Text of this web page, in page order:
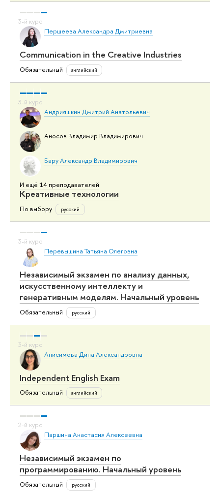
Першеева Александра Дмитриевна
Communication in the Creative Industries
Обязательный английский
Андрияшкин Дмитрий Анатольевич
Аносов Владимир Владимирович
Бару Александр Владимирович
И ещё 14 преподавателей
Креативные технологии
По выбору русский
Перевышина Татьяна Олеговна
Независимый экзамен по анализу данных,
искусственному интеллекту и
генеративным моделям. Начальный уровень
Обязательный русский
Анисимова Дина Александровна
Independent English Exam
Обязательный английский
Паршина Анастасия Алексеевна
Независимый экзамен по
программированию. Начальный уровень
Обязательный русский